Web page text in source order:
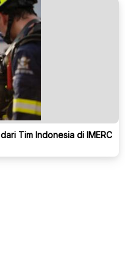
Tim Indonesia di IMERC